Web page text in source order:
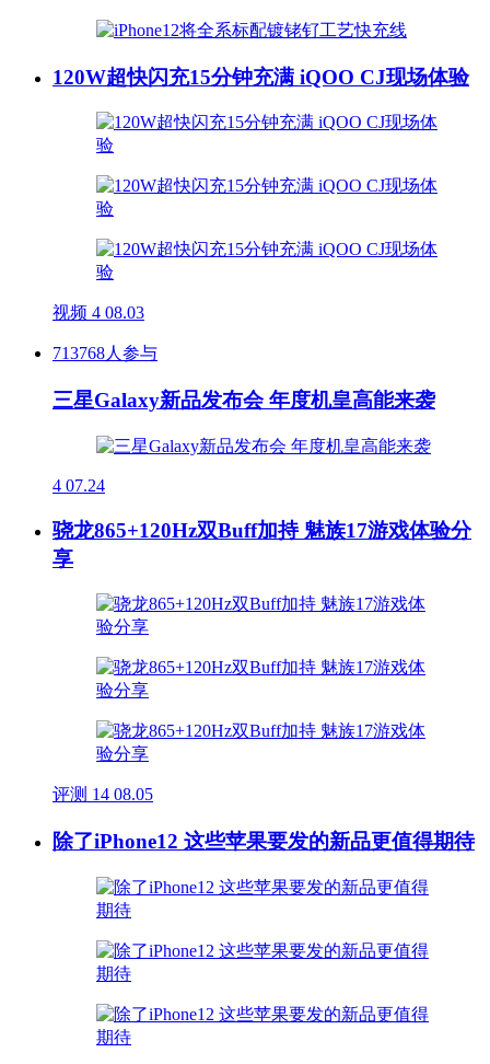
120W超快闪充15分钟充满 iQOO CJ现场体验
视频 4 08.03
713768人参与
三星Galaxy新品发布会 年度机皇高能来袭
4 07.24
骁龙865+120Hz双Buff加持 魅族17游戏体验分
享
评测 14 08.05
除了iPhone12 这些苹果要发的新品更值得期待